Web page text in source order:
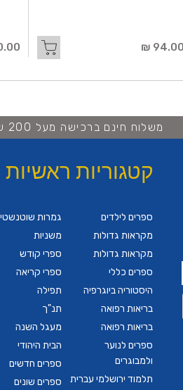
94.00 ₪
₪
משלוח חינם ברכישה מעל 200 ש"ח למעט שסי"ם שבמבצע
קטגוריות ראשיות
גמרות
משניות
ספרי קודש
ספרי קריאה
תפילה
תנ"ך
מעגל השנה
הבית היהודי
ספרים חדשים
ספרים שונים
ספרים לילדים
מקראות גדולות
מקראות גדולות
ספרים כללי
היסטוריה ביוגרפיה
בריאות רפואה
בריאות רפואה
ספרים לנוער
ולמבוגרים
תלמוד ירושלמי עברית